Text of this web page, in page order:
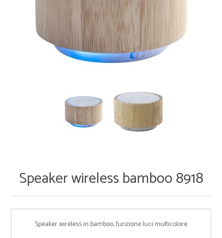
Speaker wireless bamboo 8918
Speaker wireless in bamboo, funzione luci multicolore